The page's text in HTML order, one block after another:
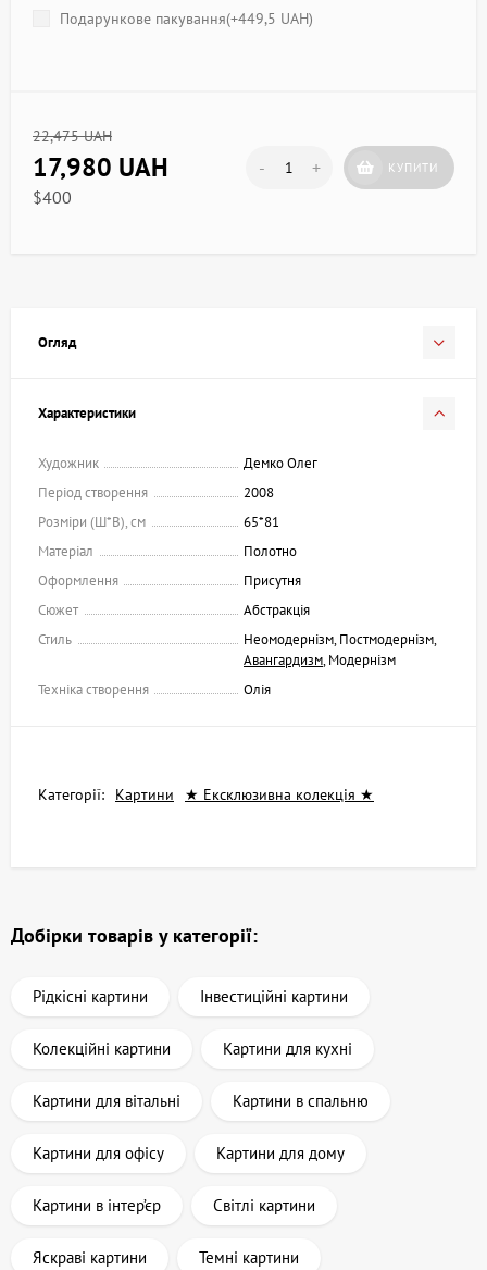
Подарункове пакування(+449,5 UAH)
22,475 UAH
17,980 UAH
$400
- + КУПИТИ
Огляд
Характеристики
Художник
Демко Олег
Період створення
2008
Розміри (Ш*В), см
65*81
Матеріал
Полотно
Оформлення
Присутня
Сюжет
Абстракція
Стиль
Неомодернізм, Постмодернізм,
Авангардизм, Модернізм
Техніка створення
Олія
Категорії: Картини ★ Ексклюзивна колекція ★
Добірки товарів у категорії:
Рідкісні картини Інвестиційні картини
Колекційні картини Картини для кухні
Картини для вітальні Картини в спальню
Картини для офісу Картини для дому
Картини в інтер’єр Світлі картини
Яскраві картини Темні картини